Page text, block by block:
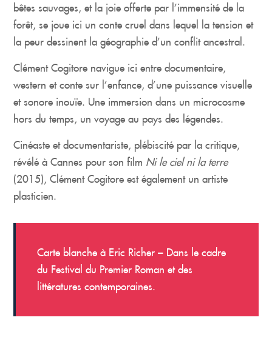
bêtes sauvages, et la joie offerte par l’immensité de la
forêt, se joue ici un conte cruel dans lequel la tension et
la peur dessinent la géographie d’un conflit ancestral.
Clément Cogitore navigue ici entre documentaire,
western et conte sur l’enfance, d’une puissance visuelle
et sonore inouïe. Une immersion dans un microcosme
hors du temps, un voyage au pays des légendes.
Cinéaste et documentariste, plébiscité par la critique,
révélé à Cannes pour son film Ni le ciel ni la terre
(2015), Clément Cogitore est également un artiste
plasticien.
Carte blanche à Eric Richer – Dans le cadre
du Festival du Premier Roman et des
littératures contemporaines.